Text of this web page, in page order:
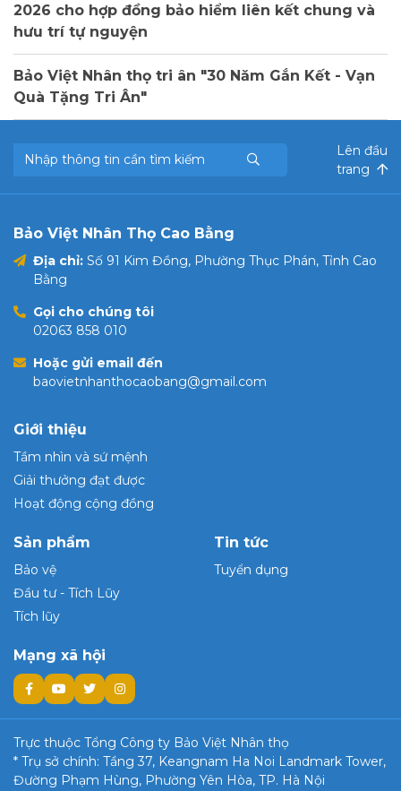
2026 cho hợp đồng bảo hiểm liên kết chung và
hưu trí tự nguyện
Bảo Việt Nhân thọ tri ân "30 Năm Gắn Kết - Vạn
Quà Tặng Tri Ân"
Lên đầu
trang
Bảo Việt Nhân Thọ Cao Bằng
Địa chỉ: Số 91 Kim Đồng, Phường Thục Phán, Tỉnh Cao
Bằng
Gọi cho chúng tôi
02063 858 010
Hoặc gửi email đến
baovietnhanthocaobang@gmail.com
Giới thiệu
Tầm nhìn và sứ mệnh
Giải thưởng đạt được
Hoạt động cộng đồng
Sản phẩm
Bảo vệ
Đầu tư - Tích Lũy
Tích lũy
Mạng xã hội
Tin tức
Tuyển dụng
Trực thuộc Tổng Công ty Bảo Việt Nhân thọ
* Trụ sở chính: Tầng 37, Keangnam Ha Noi Landmark Tower,
Đường Phạm Hùng, Phường Yên Hòa, TP. Hà Nội